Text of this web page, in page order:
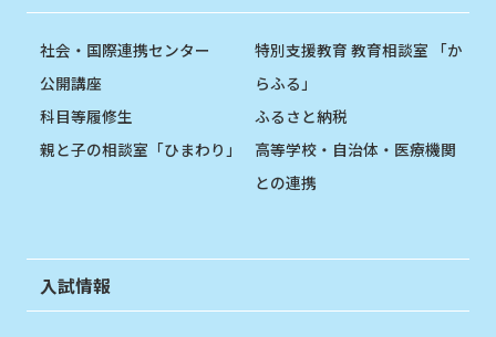
社会・国際連携センター
公開講座
科目等履修生
親と子の相談室「ひまわり」
特別支援教育 教育相談室 「か
らふる」
ふるさと納税
高等学校・自治体・医療機関
との連携
入試情報